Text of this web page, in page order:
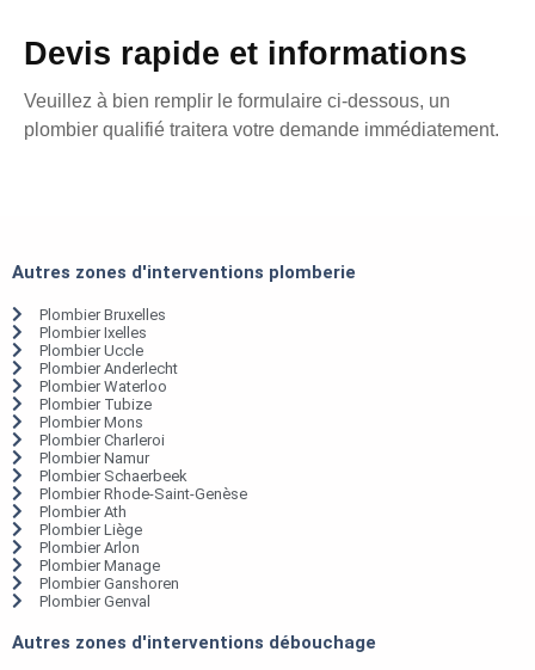
Devis rapide et informations
Veuillez à bien remplir le formulaire ci-dessous, un
plombier qualifié traitera votre demande immédiatement.
Autres zones d'interventions plomberie
Plombier Bruxelles
Plombier Ixelles
Plombier Uccle
Plombier Anderlecht
Plombier Waterloo
Plombier Tubize
Plombier Mons
Plombier Charleroi
Plombier Namur
Plombier Schaerbeek
Plombier Rhode-Saint-Genèse
Plombier Ath
Plombier Liège
Plombier Arlon
Plombier Manage
Plombier Ganshoren
Plombier Genval
Autres zones d'interventions débouchage